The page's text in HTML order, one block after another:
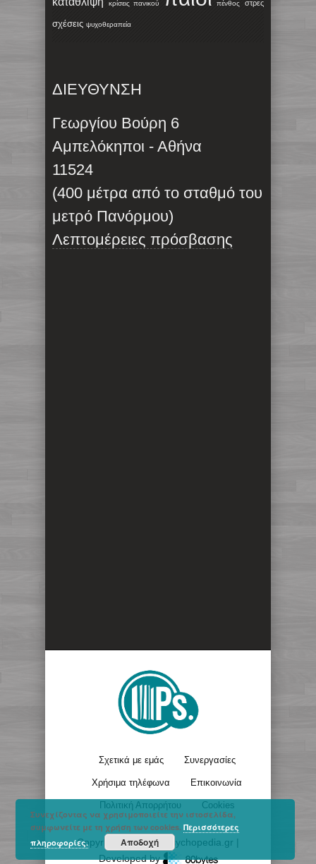
κρίσεις πανικού πένθος στρες
σχέσεις ψυχοθεραπεία
ΔΙΕΥΘΥΝΣΗ
Γεωργίου Βούρη 6
Αμπελόκηποι - Αθήνα
11524
(400 μέτρα από το σταθμό του
μετρό Πανόρμου)
Λεπτομέρειες πρόσβασης
Σχετικά με εμάς Συνεργασίες
Χρήσιμα τηλέφωνα Επικοινωνία
Πολιτική Απορρήτου Cookies
Copyright © 2017 - Psychopedia.gr |
Developed by
Συνεχίζοντας να χρησιμοποιείτε την ιστοσελίδα,
συμφωνείτε με τη χρήση των cookies.Περισσότερες
πληροφορίες.
Αποδοχή